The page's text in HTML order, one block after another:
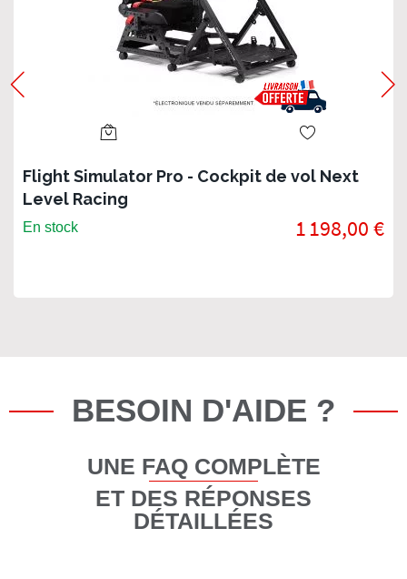
Flight Simulator Pro - Cockpit de vol Next
Level Racing
En stock 1 198,00 €
BESOIN D'AIDE ?
UNE FAQ COMPLÈTE
ET DES RÉPONSES
DÉTAILLÉES